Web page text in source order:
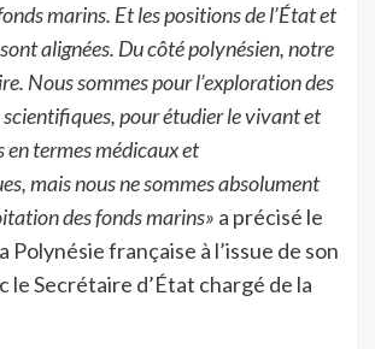
marins. Et les positions de l’État et
alignées. Du côté polynésien, notre
Nous sommes pour l’exploration des
scientifiques, pour étudier le vivant et
termes médicaux et
mais nous ne sommes absolument
des fonds marins» a précisé le
Polynésie française à l’issue de son
le Secrétaire d’État chargé de la